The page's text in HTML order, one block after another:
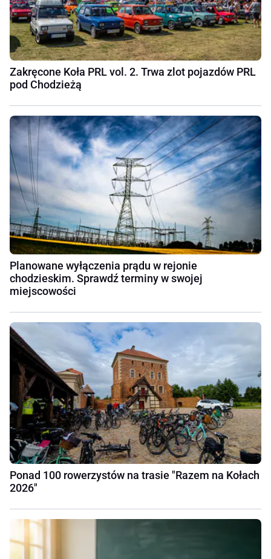
Zakręcone Koła PRL vol. 2. Trwa zlot pojazdów PRL
pod Chodzieżą
Planowane wyłączenia prądu w rejonie
chodzieskim. Sprawdź terminy w swojej
miejscowości
Ponad 100 rowerzystów na trasie "Razem na Kołach
2026"